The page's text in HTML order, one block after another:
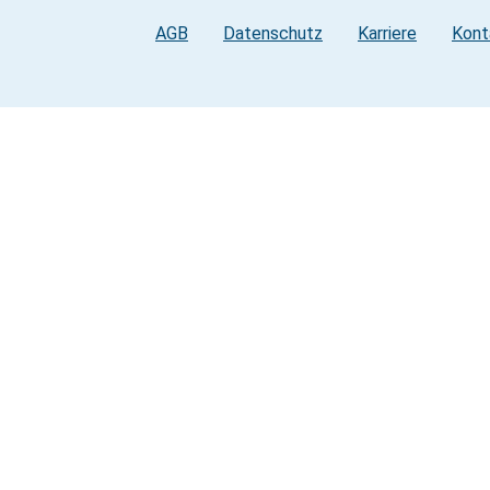
AGB Datenschutz Karriere